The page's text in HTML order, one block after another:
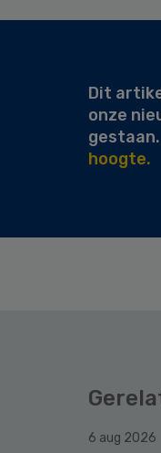
Dit
onze
gestaan.
hoogte.
6 aug 2026